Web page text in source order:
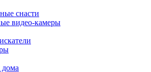
снасти
видео-камеры